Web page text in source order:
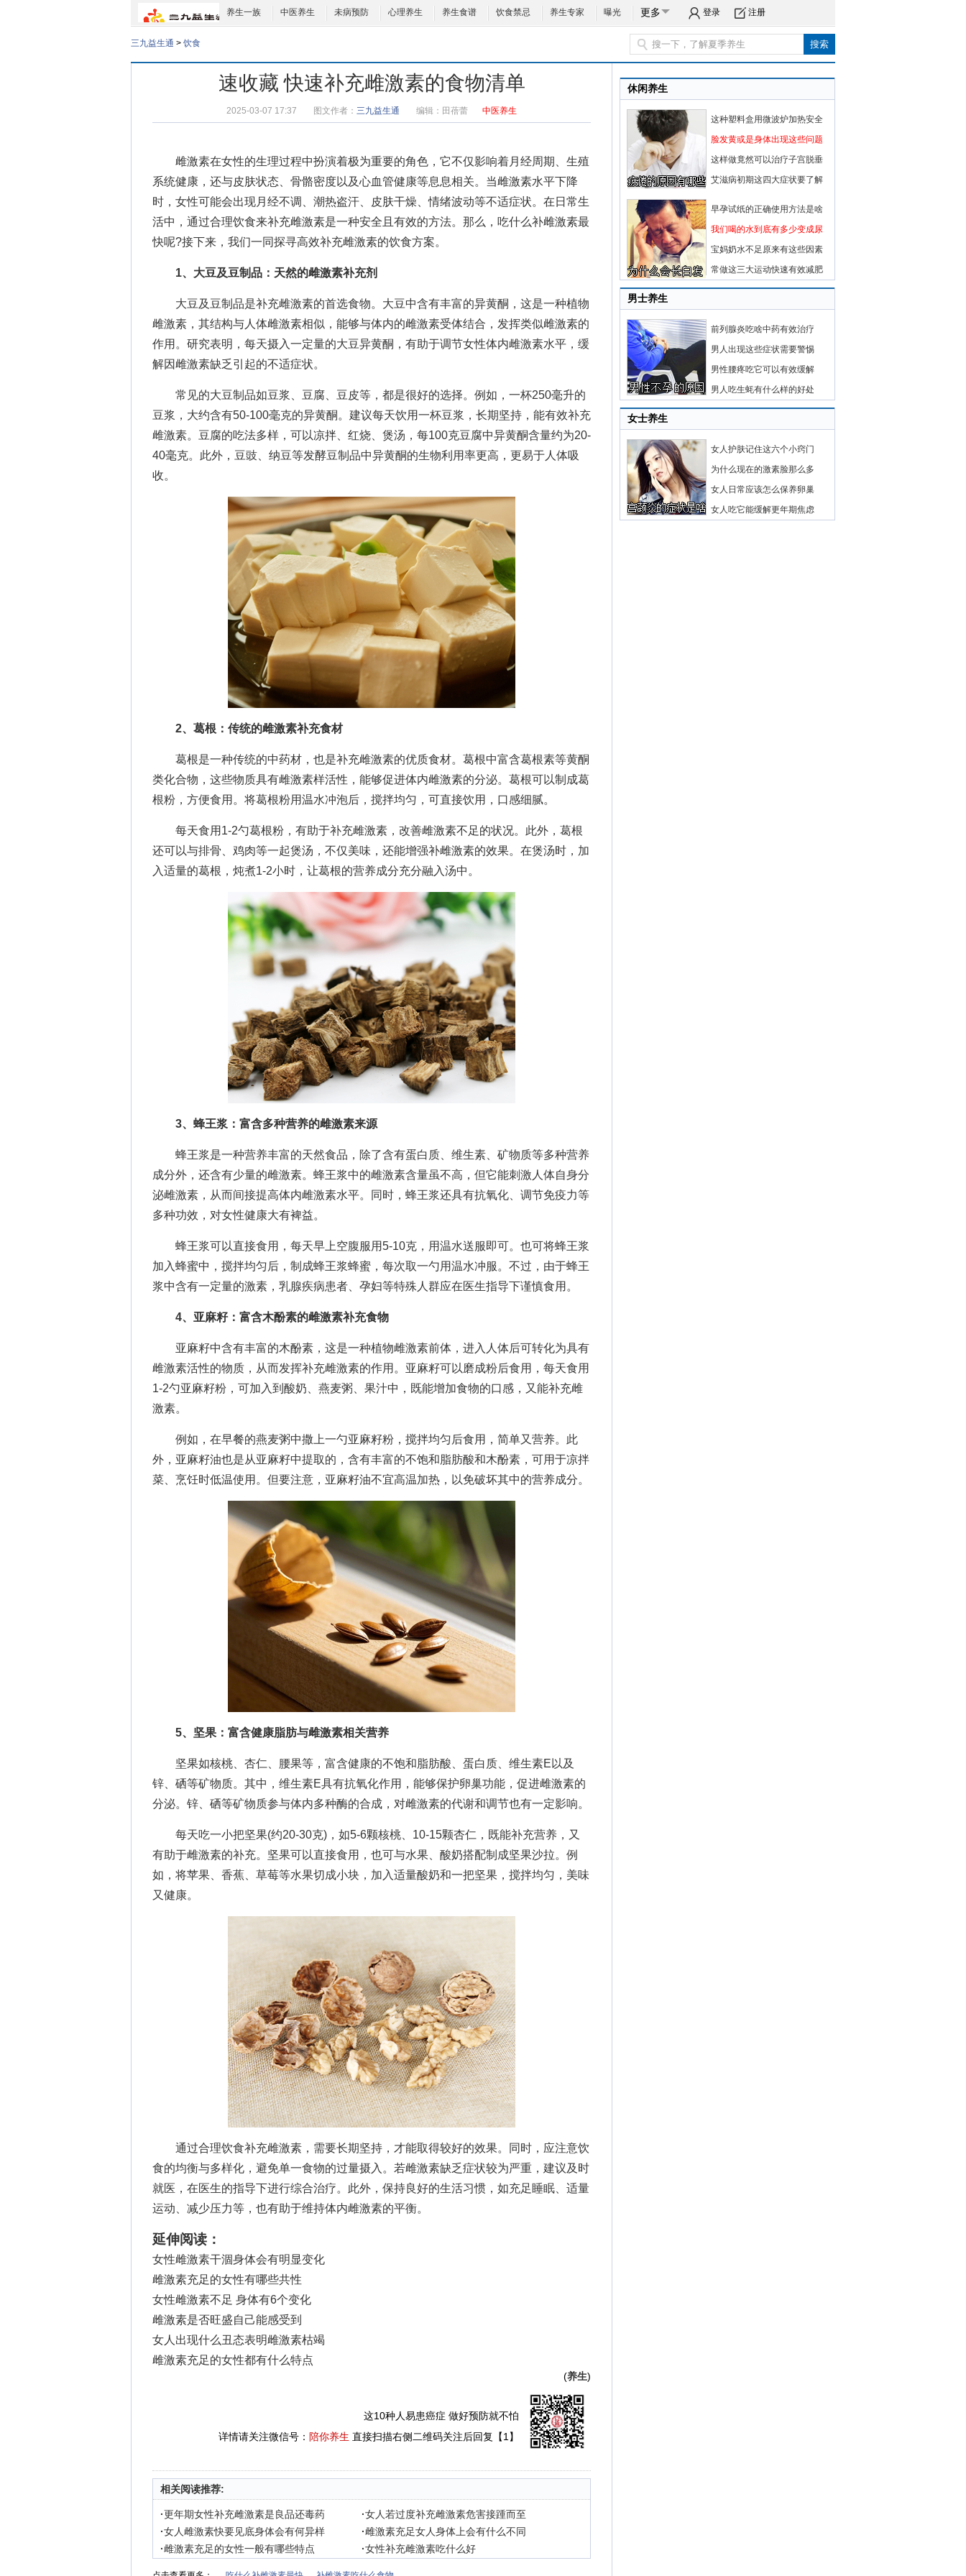
养生一族 中医养生 未病预防 心理养生 养生食谱 饮食禁忌 养生专家 曝光 更多 登录 注册
三九益生通 > 饮食
速收藏 快速补充雌激素的食物清单
2025-03-07 17:37 图文作者： 三九益生通 编辑： 田蓓蕾 中医养生
雌激素在女性的生理过程中扮演着极为重要的角色，它不仅影响着月经周期、生殖
系统健康，还与皮肤状态、骨骼密度以及心血管健康等息息相关。当雌激素水平下降
时，女性可能会出现月经不调、潮热盗汗、皮肤干燥、情绪波动等不适症状。在日常生
活中，通过合理饮食来补充雌激素是一种安全且有效的方法。那么， 吃什么补雌激素最
快呢?接下来，我们一同探寻高效补充雌激素的饮食方案。
1、大豆及豆制品：天然的雌激素补充剂
大豆及豆制品是补充雌激素的首选食物。大豆中含有丰富的异黄酮，这是一种植物
雌激素，其结构与人体雌激素相似，能够与体内的雌激素受体结合，发挥类似雌激素的
作用。研究表明，每天摄入一定量的大豆异黄酮，有助于调节女性体内雌激素水平，缓
解因雌激素缺乏引起的不适症状。
常见的大豆制品如豆浆、豆腐、豆皮等，都是很好的选择。例如，一杯250毫升的
豆浆，大约含有50-100毫克的异黄酮。建议每天饮用一杯豆浆，长期坚持，能有效补充
雌激素。豆腐的吃法多样，可以凉拌、红烧、煲汤，每100克豆腐中异黄酮含量约为20-
40毫克。此外，豆豉、纳豆等发酵豆制品中异黄酮的生物利用率更高，更易于人体吸
收。
2、葛根：传统的雌激素补充食材
葛根是一种传统的中药材，也是补充雌激素的优质食材。葛根中富含葛根素等黄酮
类化合物，这些物质具有雌激素样活性，能够促进体内雌激素的分泌。葛根可以制成葛
根粉，方便食用。将葛根粉用温水冲泡后，搅拌均匀，可直接饮用，口感细腻。
每天食用1-2勺葛根粉，有助于补充雌激素，改善雌激素不足的状况。此外，葛根
还可以与排骨、鸡肉等一起煲汤，不仅美味，还能增强补雌激素的效果。在煲汤时，加
入适量的葛根，炖煮1-2小时，让葛根的营养成分充分融入汤中。
3、蜂王浆：富含多种营养的雌激素来源
蜂王浆是一种营养丰富的天然食品，除了含有蛋白质、维生素、矿物质等多种营养
成分外，还含有少量的雌激素。蜂王浆中的雌激素含量虽不高，但它能刺激人体自身分
泌雌激素，从而间接提高体内雌激素水平。同时，蜂王浆还具有抗氧化、调节免疫力等
多种功效，对女性健康大有裨益。
蜂王浆可以直接食用，每天早上空腹服用5-10克，用温水送服即可。也可将蜂王浆
加入蜂蜜中，搅拌均匀后，制成蜂王浆蜂蜜，每次取一勺用温水冲服。不过，由于蜂王
浆中含有一定量的激素，乳腺疾病患者、孕妇等特殊人群应在医生指导下谨慎食用。
4、亚麻籽：富含木酚素的雌激素补充食物
亚麻籽中含有丰富的木酚素，这是一种植物雌激素前体，进入人体后可转化为具有
雌激素活性的物质，从而发挥补充雌激素的作用。亚麻籽可以磨成粉后食用，每天食用
1-2勺亚麻籽粉，可加入到酸奶、燕麦粥、果汁中，既能增加食物的口感，又能补充雌
激素。
例如，在早餐的燕麦粥中撒上一勺亚麻籽粉，搅拌均匀后食用，简单又营养。此
外，亚麻籽油也是从亚麻籽中提取的，含有丰富的不饱和脂肪酸和木酚素，可用于凉拌
菜、烹饪时低温使用。但要注意，亚麻籽油不宜高温加热，以免破坏其中的营养成分。
5、坚果：富含健康脂肪与雌激素相关营养
坚果如核桃、杏仁、腰果等，富含健康的不饱和脂肪酸、蛋白质、维生素E以及
锌、硒等矿物质。其中，维生素E具有抗氧化作用，能够保护卵巢功能，促进雌激素的
分泌。锌、硒等矿物质参与体内多种酶的合成，对雌激素的代谢和调节也有一定影响。
每天吃一小把坚果(约20-30克)，如5-6颗核桃、10-15颗杏仁，既能补充营养，又
有助于雌激素的补充。坚果可以直接食用，也可与水果、酸奶搭配制成坚果沙拉。例
如，将苹果、香蕉、草莓等水果切成小块，加入适量酸奶和一把坚果，搅拌均匀，美味
又健康。
通过合理饮食补充雌激素，需要长期坚持，才能取得较好的效果。同时，应注意饮
食的均衡与多样化，避免单一食物的过量摄入。若雌激素缺乏症状较为严重，建议及时
就医，在医生的指导下进行综合治疗。此外，保持良好的生活习惯，如充足睡眠、适量
运动、减少压力等，也有助于维持体内雌激素的平衡。
延伸阅读：
女性雌激素干涸身体会有明显变化
雌激素充足的女性有哪些共性
女性雌激素不足 身体有6个变化
雌激素是否旺盛自己能感受到
女人出现什么丑态表明雌激素枯竭
雌激素充足的女性都有什么特点
(养生)
这10种人易患癌症 做好预防就不怕
详情请关注微信号： 陪你养生 直接扫描右侧二维码关注后回复【1】
相关阅读推荐:
·更年期女性补充雌激素是良品还毒药 ·女人若过度补充雌激素危害接踵而至
·女人雌激素快要见底身体会有何异样 ·雌激素充足女人身体上会有什么不同
·雌激素充足的女性一般有哪些特点 ·女性补充雌激素吃什么好
休闲养生
这种塑料盒用微波炉加热安全
脸发黄或是身体出现这些问题
这样做竟然可以治疗子宫脱垂
艾滋病初期这四大症状要了解
早孕试纸的正确使用方法是啥
我们喝的水到底有多少变成尿
宝妈奶水不足原来有这些因素
常做这三大运动快速有效减肥
男士养生
前列腺炎吃啥中药有效治疗
男人出现这些症状需要警惕
男性腰疼吃它可以有效缓解
男人吃生蚝有什么样的好处
女士养生
女人护肤记住这六个小窍门
为什么现在的激素脸那么多
女人日常应该怎么保养卵巢
女人吃它能缓解更年期焦虑